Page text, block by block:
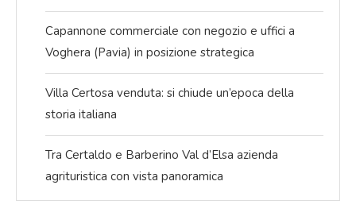
Capannone commerciale con negozio e uffici a
Voghera (Pavia) in posizione strategica
Villa Certosa venduta: si chiude un’epoca della
storia italiana
Tra Certaldo e Barberino Val d’Elsa azienda
agrituristica con vista panoramica